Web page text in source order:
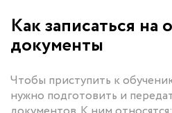
Как записаться на
документы
Чтобы приступить к
нужно подготовить и